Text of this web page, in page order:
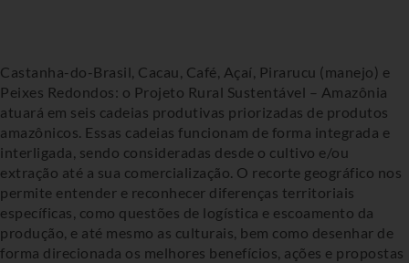
Castanha-do-Brasil, Cacau, Café, Açaí, Pirarucu (manejo) e
Peixes Redondos: o Projeto Rural Sustentável – Amazônia
atuará em seis cadeias produtivas priorizadas de produtos
amazônicos. Essas cadeias funcionam de forma integrada e
interligada, sendo consideradas desde o cultivo e/ou
extração até a sua comercialização. O recorte geográfico nos
permite entender e reconhecer diferenças territoriais
específicas, como questões de logística e escoamento da
produção, e até mesmo as culturais, bem como desenhar de
forma direcionada os melhores benefícios, ações e propostas